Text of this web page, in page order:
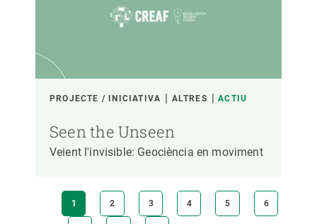
PROJECTE / INICIATIVA ALTRES ACTIU
Seen the Unseen
Veient l'invisible: Geociència en moviment
PÀGINA
ACTUAL
1 PÀGINA
2 PÀGINA
3 PÀGINA
4 PÀGINA
5 PÀGINA
6